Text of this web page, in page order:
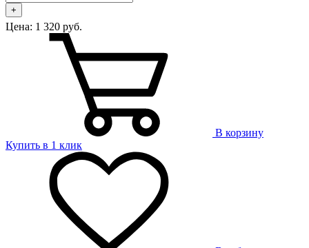
+
Цена: 1 320 руб.
В корзину
Купить в 1 клик